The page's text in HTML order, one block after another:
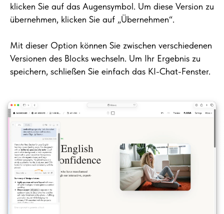
klicken Sie auf das Augensymbol. Um diese Version zu
übernehmen, klicken Sie auf „Übernehmen“.
Mit dieser Option können Sie zwischen verschiedenen
Versionen des Blocks wechseln. Um Ihr Ergebnis zu
speichern, schließen Sie einfach das KI-Chat-Fenster.